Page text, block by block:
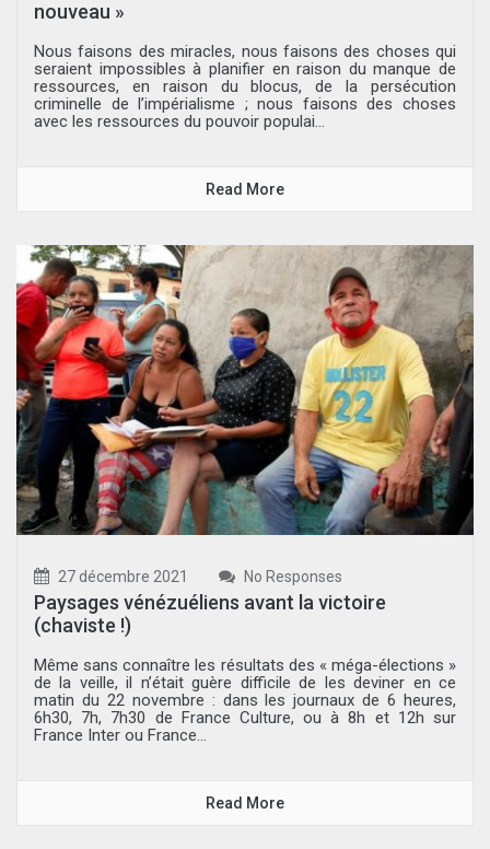
nouveau »
Nous faisons des miracles, nous faisons des choses qui
seraient impossibles à planifier en raison du manque de
ressources, en raison du blocus, de la persécution
criminelle de l’impérialisme ; nous faisons des choses
avec les ressources du pouvoir populai...
Read More
27 décembre 2021 No Responses
Paysages vénézuéliens avant la victoire
(chaviste !)
Même sans connaître les résultats des « méga-élections »
de la veille, il n’était guère difficile de les deviner en ce
matin du 22 novembre : dans les journaux de 6 heures,
6h30, 7h, 7h30 de France Culture, ou à 8h et 12h sur
France Inter ou France...
Read More